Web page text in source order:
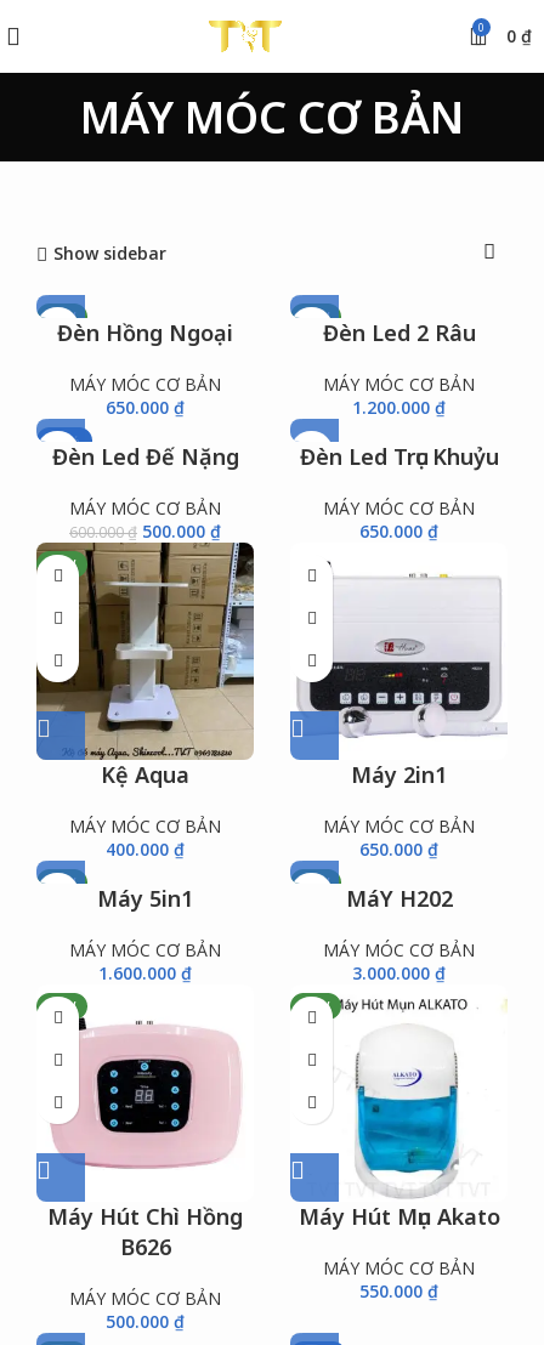
0 0 ₫
MÁY MÓC CƠ BẢN
Show sidebar
NEW
Đèn Hồng Ngoại
MÁY MÓC CƠ BẢN
650.000 ₫
NEW
Đèn Led 2 Râu
MÁY MÓC CƠ BẢN
1.200.000 ₫
-17%
NEW
Đèn Led Đế Nặng
MÁY MÓC CƠ BẢN
600.000₫ 500.000 ₫
Đèn Led Trục Khuỷu
MÁY MÓC CƠ BẢN
650.000 ₫
NEW
Kệ Aqua
MÁY MÓC CƠ BẢN
400.000 ₫
Máy 2in1
MÁY MÓC CƠ BẢN
650.000 ₫
NEW
Máy 5in1
MÁY MÓC CƠ BẢN
1.600.000 ₫
NEW
MáY H202
MÁY MÓC CƠ BẢN
3.000.000 ₫
NEW
Máy Hút Chì Hồng
B626
MÁY MÓC CƠ BẢN
500.000 ₫
NEW
Máy Hút Mụn Akato
MÁY MÓC CƠ BẢN
550.000 ₫